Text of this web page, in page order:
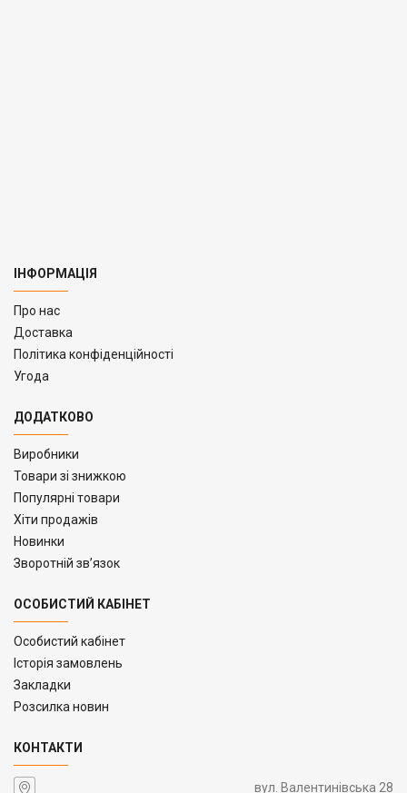
ІНФОРМАЦІЯ
Про нас
Доставка
Політика конфіденційності
Угода
ДОДАТКОВО
Виробники
Товари зі знижкою
Популярні товари
Хіти продажів
Новинки
Зворотній зв’язок
ОСОБИСТИЙ КАБІНЕТ
Особистий кабінет
Історія замовлень
Закладки
Розсилка новин
КОНТАКТИ
вул. Валентинівська 28